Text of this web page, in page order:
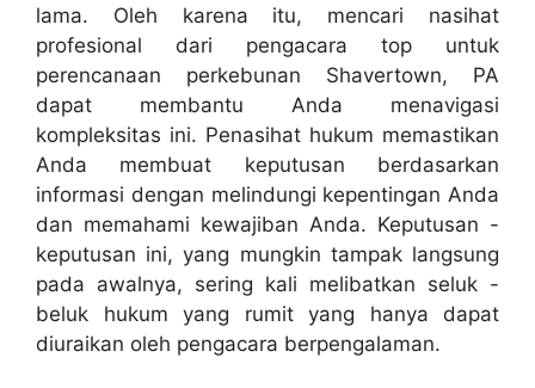
lama. Oleh karena itu, mencari nasihat
profesional dari pengacara top untuk
perencanaan perkebunan Shavertown, PA
dapat membantu Anda menavigasi
kompleksitas ini. Penasihat hukum memastikan
Anda membuat keputusan berdasarkan
informasi dengan melindungi kepentingan Anda
dan memahami kewajiban Anda. Keputusan -
keputusan ini, yang mungkin tampak langsung
pada awalnya, sering kali melibatkan seluk -
beluk hukum yang rumit yang hanya dapat
diuraikan oleh pengacara berpengalaman.